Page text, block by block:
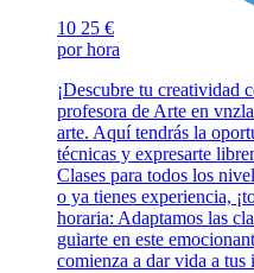
10 25 €
por hora
¡Descubre tu creatividad
profesora de Arte en
arte. Aquí tendrás la
técnicas y expresarte
Clases para todos los
o ya tienes experiencia,
horaria: Adaptamos las
guiarte en este
comienza a dar vida a tus